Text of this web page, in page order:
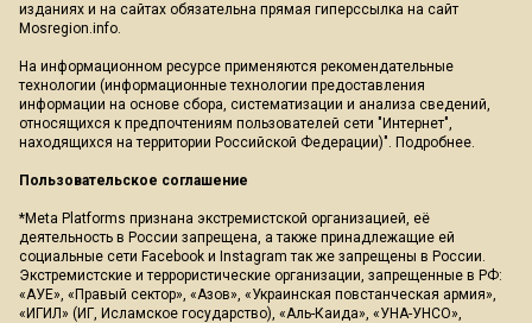
изданиях и на сайтах обязательна прямая гиперссылка на сайт
Mosregion.info.
На информационном ресурсе применяются рекомендательные
технологии (информационные технологии предоставления
информации на основе сбора, систематизации и анализа сведений,
относящихся к предпочтениям пользователей сети "Интернет",
находящихся на территории Российской Федерации)". Подробнее.
Пользовательское соглашение
*Meta Platforms признана экстремистской организацией, её
деятельность в России запрещена, а также принадлежащие ей
социальные сети Facebook и Instagram так же запрещены в России.
Экстремистские и террористические организации, запрещенные в РФ:
«АУЕ», «Правый сектор», «Азов», «Украинская повстанческая армия»,
«ИГИЛ» (ИГ, Исламское государство), «Аль-Каида», «УНА-УНСО»,